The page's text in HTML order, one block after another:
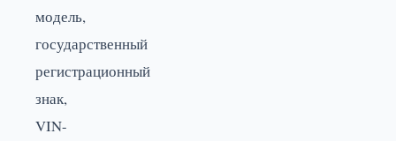
модель,
государственный
регистрационный
знак,
VIN-